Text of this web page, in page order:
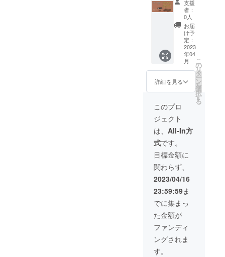
カーサ
イズは
「W14c
m×H7c
m」と
なりま
す。
薪５キ
ロ、広
葉樹５
キロを
リター
ンとさ
せてい
ただき
ます。
※お届け
をお願
いいた
しま
す。入
力いた
だいき
ました
住所に
お送り
しま
す。 ス
テッ
カーサ
イズは
「W14c
m×H7c
m」と
なりま
ルス
テッ
カー&焚
き付け
用の薪
５キロ&
広葉樹
１０キ
ロ】 感
謝の気
持ちを
込めた
直筆の
手紙、
オリジ
ナルス
テッ
カー、
焚き付
け用の
薪５キ
ロ、広
葉樹１
０キロ
をリ
ターン
とさせ
ていた
だきま
す。 ※
支援
者：
0人
お届
け予
定：
2023
年04
月
詳細を見る
こ
の
リ
タ
ー
ン
を
選
択
す
る
このプロ
ジェクト
は、 All-In方
式です。
目標金額に
関わらず、
2023/04/16
23:59:59ま
でに集まっ
た金額が
ファンディ
ングされま
す。